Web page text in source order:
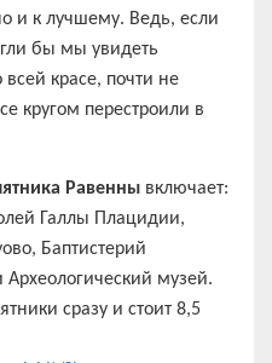
и к лучшему. Ведь, если
бы мы увидеть
красе, почти не
кругом перестроили в
Равенны включает:
Галлы Плацидии,
Баптистерий
музей.
сразу и стоит 8,5